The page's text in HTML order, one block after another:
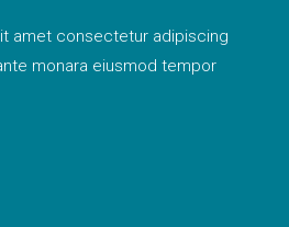
amet consectetur adipiscing
monara eiusmod tempor